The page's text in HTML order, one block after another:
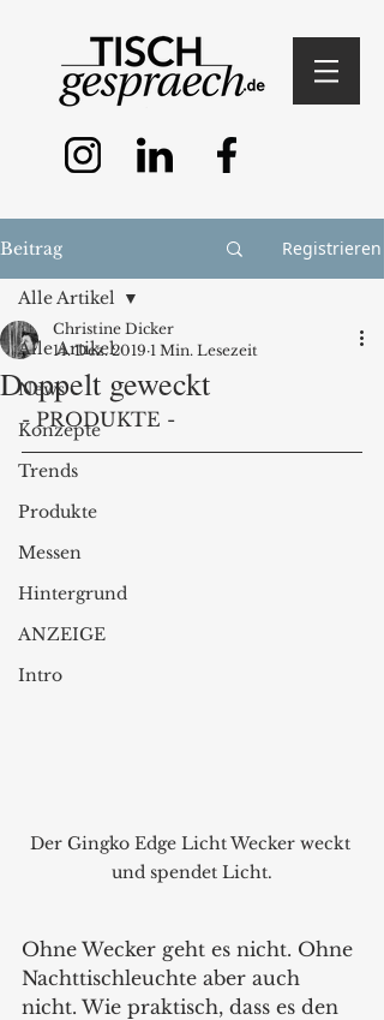
Beitrag Registrieren
Alle Artikel
News
Konzepte
Trends
Produkte
Messen
Hintergrund
ANZEIGE
Intro
Alle Artikel
Doppelt geweckt
Christine Dicker
14. Dez. 2019 1 Min. Lesezeit
- PRODUKTE -
Der Gingko Edge Licht Wecker weckt
und spendet Licht.
Ohne Wecker geht es nicht. Ohne
Nachttischleuchte aber auch
nicht. Wie praktisch, dass es den